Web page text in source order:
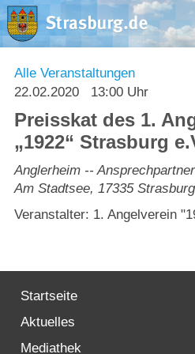
Mängelmeldung
Rathaus
Natur – Kultur – Tourismus
Willkommen in Strasburg
Alle Veranstaltungen
22.02.2020
13:00 Uhr
Preisskat des 1.
„1922“ Strasburg
Anglerheim --
Am Stadtsee,17335
Veranstalter: 1. Angelverein
Startseite
Aktuelles
Mediathek